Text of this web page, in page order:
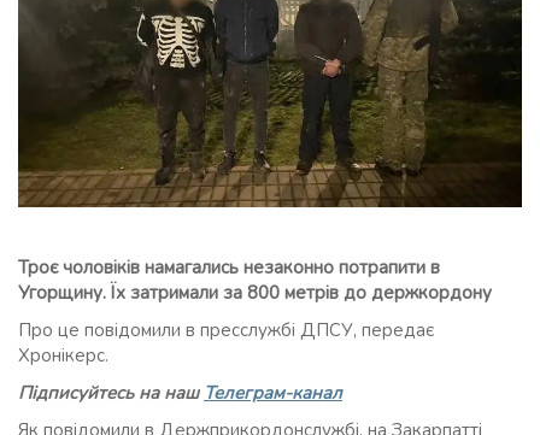
Троє чоловіків намагались незаконно потрапити в
Угорщину. Їх затримали за 800 метрів до держкордону
Про це повідомили в пресслужбі ДПСУ, передає
Хронікерс.
Підписуйтесь на наш Телеграм-канал